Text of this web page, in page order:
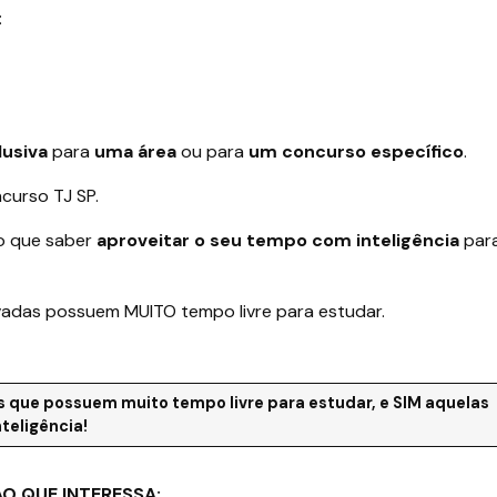
para uma áreaou para um concurso específico.
TJ SP.
que saber aproveitar o seu tempo com inteligência
possuem MUITO tempo livre para estudar.
que possuem muito tempo livre para estudar, e SIM aquelas
!